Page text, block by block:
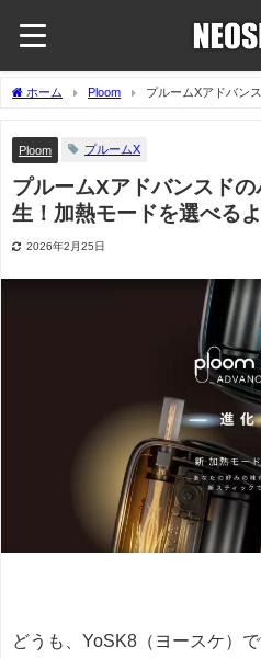
ホーム Ploom
プルームXアドバン
Ploom プルームX
プルームXアドバンスド
生！加熱モードを選べる
2026年2月25日
どうも、YoSK8（ヨースケ）で